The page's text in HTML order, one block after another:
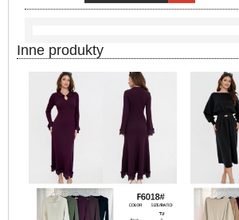
Inne produkty